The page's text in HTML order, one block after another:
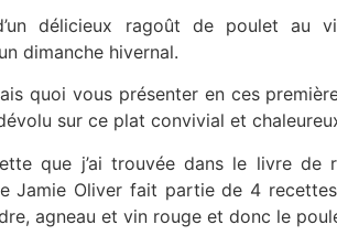
délicieux ragoût de poulet au
dimanche hivernal.
quoi vous présenter en ces
sur ce plat convivial et
que j’ai trouvée dans le livre de
Jamie Oliver fait partie de 4
agneau et vin rouge et donc le